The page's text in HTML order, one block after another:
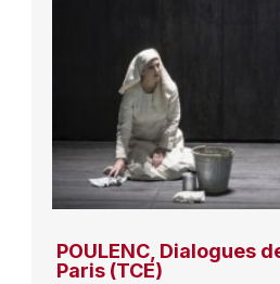
POULENC, Dialogues
Paris (TCE)